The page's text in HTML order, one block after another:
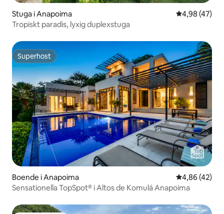
Stuga i Anapoima 4,98 av 5 i
4,98 (47)
Tropiskt paradis, lyxig duplexstuga
Superhost
Superhost
Boende i Anapoima 4,86 av 5 i
4,86 (42)
Sensationella TopSpot® i Altos de Komulá Anapoima